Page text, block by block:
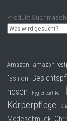
Produkt
Amazon amazon
fashion
hosen Hygieneartikel
Körperpflege
Modeschmuck